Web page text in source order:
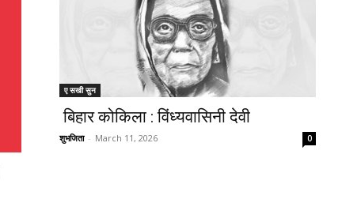
ए सखी सुन
बिहार कोकिला : विंध्यवासिनी देवी
शुभजिता - March 11, 2026 0